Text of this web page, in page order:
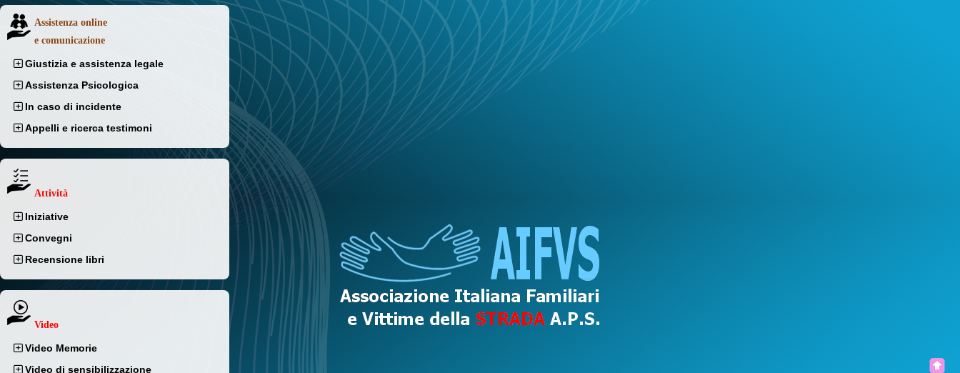
Assistenza online
e comunicazione
Giustizia e assistenza legale
Assistenza Psicologica
In caso di incidente
Appelli e ricerca testimoni
Attività
Iniziative
Convegni
Recensione libri
Video
Video Memorie
Video di sensibilizzazione